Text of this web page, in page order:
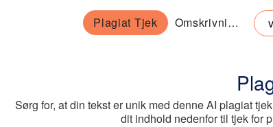
Plagiat Tjek Omskrivningsværktøj
Sørg for, at din tekst er unik med denne AI plagiat
dit indhold nedenfor til tjek for